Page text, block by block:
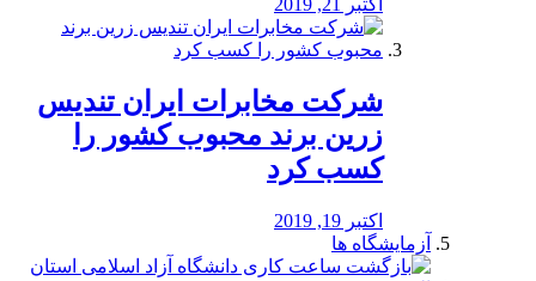
اکتبر 21, 2019
شرکت مخابرات ایران تندیس
زرین برند محبوب کشور را
کسب کرد
اکتبر 19, 2019
آزمایشگاه ها